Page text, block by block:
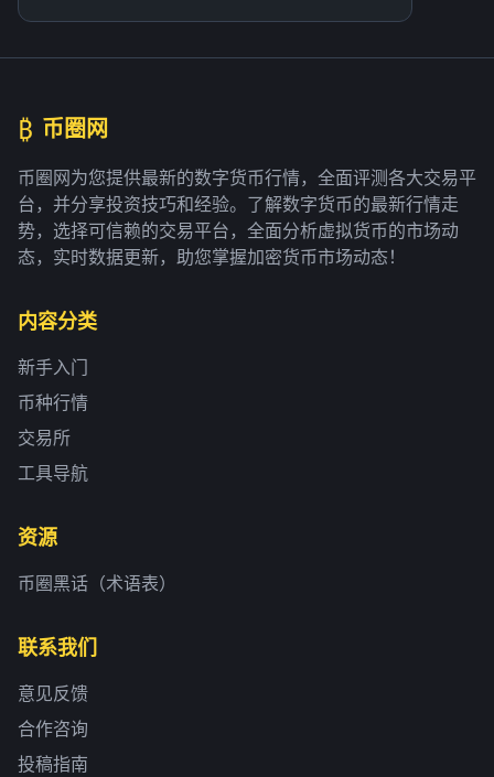
₿ 币圈网
币圈网为您提供最新的数字货币行情，全面评测各大交易平
台，并分享投资技巧和经验。了解数字货币的最新行情走
势，选择可信赖的交易平台，全面分析虚拟货币的市场动
态，实时数据更新，助您掌握加密货币市场动态！
内容分类
新手入门
币种行情
交易所
工具导航
资源
币圈黑话（术语表）
联系我们
意见反馈
合作咨询
投稿指南